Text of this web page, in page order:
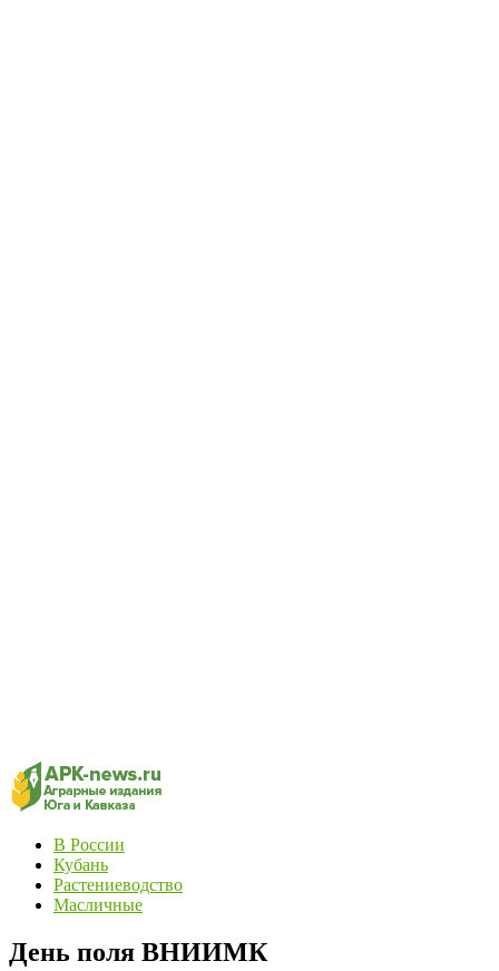
В России
Кубань
Растениеводство
Масличные
День поля ВНИИМК